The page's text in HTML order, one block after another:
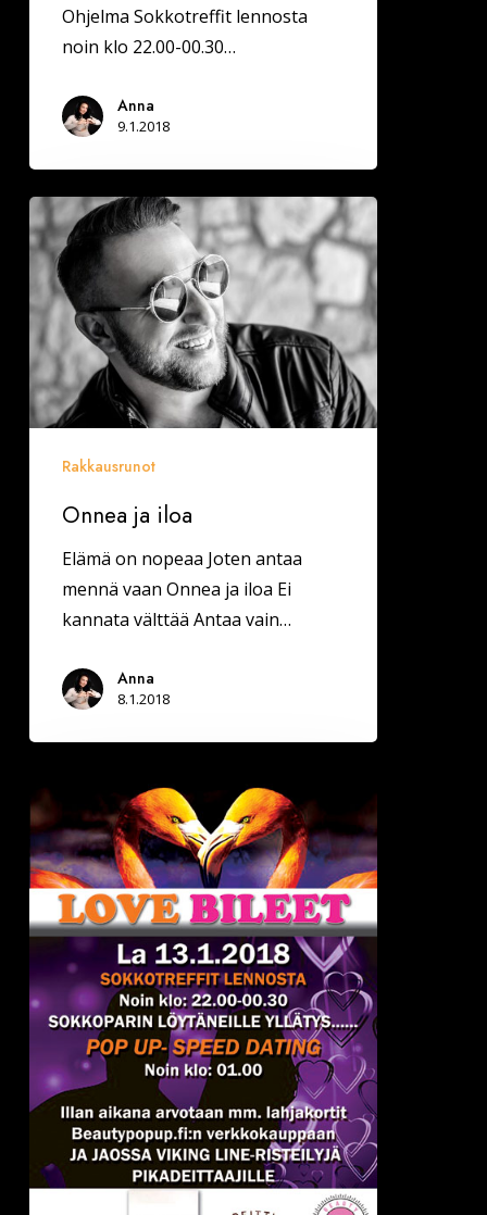
Ohjelma Sokkotreffit lennosta
noin klo 22.00-00.30…
Anna
9.1.2018
Onnea
ja
iloa
Rakkausrunot
Onnea ja iloa
Elämä on nopeaa Joten antaa
mennä vaan Onnea ja iloa Ei
kannata välttää Antaa vain…
Anna
8.1.2018
Jyväskylässä
Deittisirkus
LOVE
BILEET
13.1.2018
(Hemingway`s)